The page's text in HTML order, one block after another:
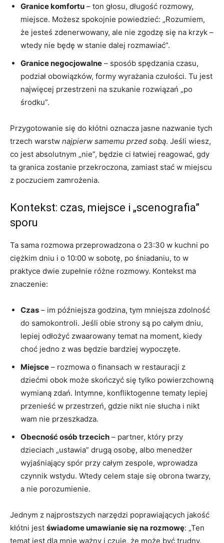
Granice komfortu – ton głosu, długość rozmowy,
miejsce. Możesz spokojnie powiedzieć: „Rozumiem,
że jesteś zdenerwowany, ale nie zgodzę się na krzyk –
wtedy nie będę w stanie dalej rozmawiać”.
Granice negocjowalne – sposób spędzania czasu,
podział obowiązków, formy wyrażania czułości. Tu jest
najwięcej przestrzeni na szukanie rozwiązań „po
środku”.
Przygotowanie się do kłótni oznacza jasne nazwanie tych
trzech warstw najpierw samemu przed sobą. Jeśli wiesz,
co jest absolutnym „nie”, będzie ci łatwiej reagować, gdy
ta granica zostanie przekroczona, zamiast stać w miejscu
z poczuciem zamrożenia.
Kontekst: czas, miejsce i „scenografia”
sporu
Ta sama rozmowa przeprowadzona o 23:30 w kuchni po
ciężkim dniu i o 10:00 w sobotę, po śniadaniu, to w
praktyce dwie zupełnie różne rozmowy. Kontekst ma
znaczenie:
Czas – im późniejsza godzina, tym mniejsza zdolność
do samokontroli. Jeśli obie strony są po całym dniu,
lepiej odłożyć zwaarowany temat na moment, kiedy
choć jedno z was będzie bardziej wypoczęte.
Miejsce – rozmowa o finansach w restauracji z
dziećmi obok może skończyć się tylko powierzchowną
wymianą zdań. Intymne, konfliktogenne tematy lepiej
przenieść w przestrzeń, gdzie nikt nie słucha i nikt
wam nie przeszkadza.
Obecność osób trzecich – partner, który przy
dzieciach „ustawia” drugą osobę, albo menedżer
wyjaśniający spór przy całym zespole, wprowadza
czynnik wstydu. Wtedy celem staje się obrona twarzy,
a nie porozumienie.
Jednym z najprostszych narzędzi poprawiających jakość
kłótni jest świadome umawianie się na rozmowę: „Ten
temat jest dla mnie ważny i czuję, że może być trudny.